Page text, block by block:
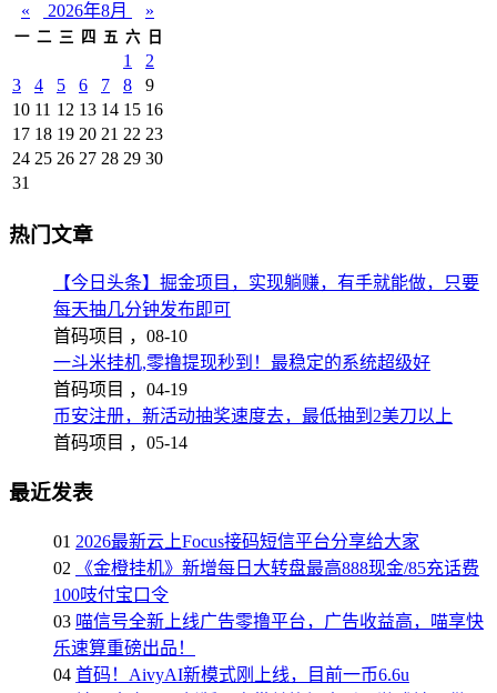
« 2026年8月 »
一 二 三 四 五 六 日
1
2
3
4 5 6 7 8
9
10 11 12 13 14 15 16
17 18 19 20 21 22 23
24 25 26 27 28 29 30
31
热门文章
【今日头条】掘金项目，实现躺赚，有手就能做，只要
每天抽几分钟发布即可
首码项目 ， 08-10
一斗米挂机,零撸提现秒到！最稳定的系统超级好
首码项目 ， 04-19
币安注册，新活动抽奖速度去，最低抽到2美刀以上
首码项目 ， 05-14
最近发表
01 2026最新云上Focus接码短信平台分享给大家
02
《金橙挂机》新增每日大转盘最高888现金/85充话费
100吱付宝口令
03 喵信号全新上线广告零撸平台，广告收益高，喵享快
乐速算重磅出品！
04 首码！AivyAI新模式刚上线，目前一币6.6u